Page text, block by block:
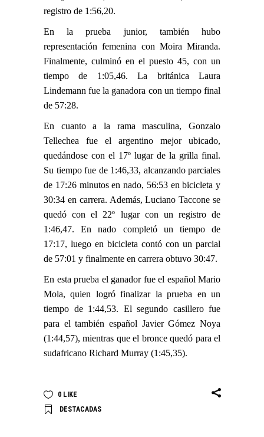
registro de 1:56,20.
En la prueba junior, también hubo
representación femenina con Moira Miranda.
Finalmente, culminó en el puesto 45, con un
tiempo de 1:05,46. La británica Laura
Lindemann fue la ganadora con un tiempo final
de 57:28.
En cuanto a la rama masculina, Gonzalo
Tellechea fue el argentino mejor ubicado,
quedándose con el 17º lugar de la grilla final.
Su tiempo fue de 1:46,33, alcanzando parciales
de 17:26 minutos en nado, 56:53 en bicicleta y
30:34 en carrera. Además, Luciano Taccone se
quedó con el 22º lugar con un registro de
1:46,47. En nado completó un tiempo de
17:17, luego en bicicleta contó con un parcial
de 57:01 y finalmente en carrera obtuvo 30:47.
En esta prueba el ganador fue el español Mario
Mola, quien logró finalizar la prueba en un
tiempo de 1:44,53. El segundo casillero fue
para el también español Javier Gómez Noya
(1:44,57), mientras que el bronce quedó para el
sudafricano Richard Murray (1:45,35).
0 LIKE
DESTACADAS